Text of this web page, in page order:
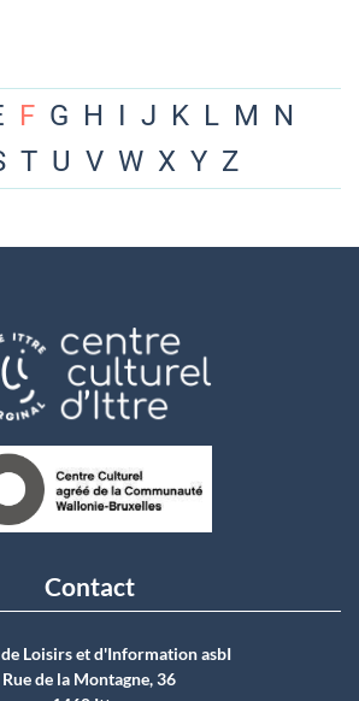
F G H I J K L M N
T U V W X Y Z
Contact
Loisirs et d'Information asbI
Rue de la Montagne, 36